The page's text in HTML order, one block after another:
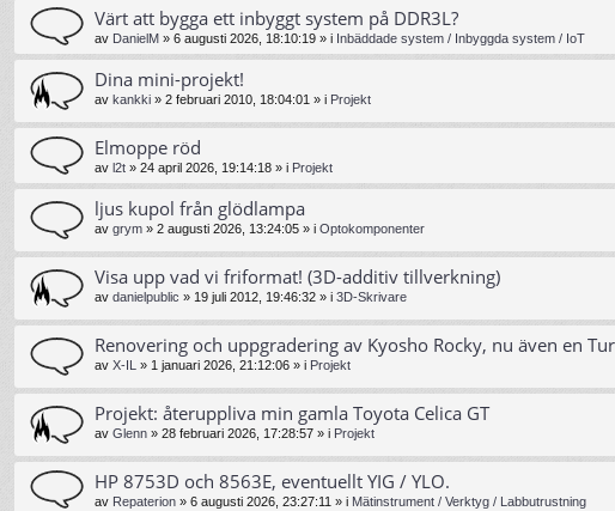
Värt att bygga ett inbyggt system på DDR3L?
av DanielM » 6 augusti 2026, 18:10:19 » i Inbäddade system / Inbyggda system / IoT
Dina mini-projekt!
av kankki » 2 februari 2010, 18:04:01 » i Projekt
Elmoppe röd
av l2t » 24 april 2026, 19:14:18 » i Projekt
ljus kupol från glödlampa
av grym » 2 augusti 2026, 13:24:05 » i Optokomponenter
Visa upp vad vi friformat! (3D-additiv tillverkning)
av danielpublic » 19 juli 2012, 19:46:32 » i 3D-Skrivare
Renovering och uppgradering av Kyosho Rocky, nu även en
av X-IL » 1 januari 2026, 21:12:06 » i Projekt
Projekt: återuppliva min gamla Toyota Celica GT
av Glenn » 28 februari 2026, 17:28:57 » i Projekt
HP 8753D och 8563E, eventuellt YIG / YLO.
av Repaterion » 6 augusti 2026, 23:27:11 » i Mätinstrument / Verktyg / Labbutrustning